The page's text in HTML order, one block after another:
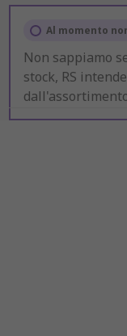
Al momento
Non sappiamo
stock, RS